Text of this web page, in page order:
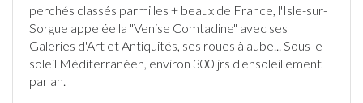
perchés classés parmi les + beaux de France, l'Isle-sur-
Sorgue appelée la "Venise Comtadine" avec ses
Galeries d'Art et Antiquités, ses roues à aube... Sous le
soleil Méditerranéen, environ 300 jrs d'ensoleillement
par an.